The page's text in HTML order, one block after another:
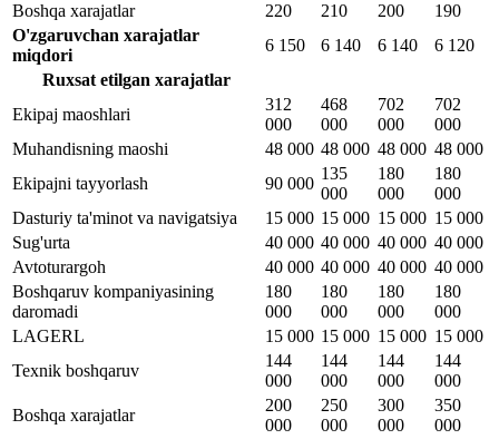
Boshqa xarajatlar
220 210 200
190
O'zgaruvchan xarajatlar
miqdori
6 150 6 140 6 140
6 120
Ruxsat etilgan xarajatlar
Ekipaj maoshlari
312
000
468
000
702
000
702
000
Muhandisning maoshi
48 000 48 000 48 000 48 000
Ekipajni tayyorlash
90 000
135
000
180
000
180
000
Dasturiy ta'minot va navigatsiya
15 000 15 000 15 000 15 000
Sug'urta
40 000 40 000 40 000 40 000
Avtoturargoh
40 000 40 000 40 000 40 000
Boshqaruv kompaniyasining
daromadi
180
000
180
000
180
000
180
000
LAGERL
15 000 15 000 15 000 15 000
Texnik boshqaruv
144
000
144
000
144
000
144
000
Boshqa xarajatlar
200
000
250
000
300
000
350
000